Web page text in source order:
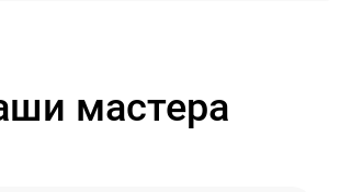
мастера